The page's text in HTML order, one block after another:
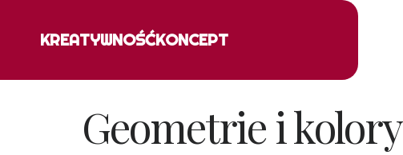
KREATYWNOŚĆKONCEPT
Geometrie i kolory